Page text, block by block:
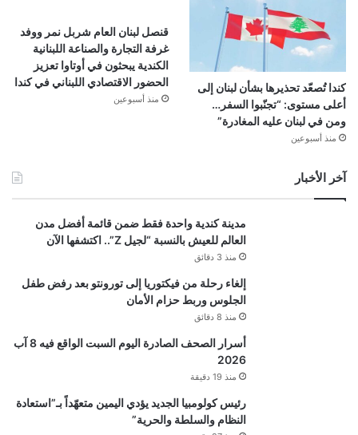
كندا تُصعّد تحذيرها بشأن لبنان إلى
أعلى مستوى: “تجنّبوا السفر…
ومن في لبنان عليه المغادرة”
منذ أسبوعين
قنصل لبنان العام شربل نمر ووفد
غرفة التجارة والصناعة اللبنانية
الكندية يبحثون في أوتاوا تعزيز
الحضور الاقتصادي اللبناني في كندا
منذ أسبوعين
آخر الأخبار
مدينة كندية واحدة فقط ضمن قائمة أفضل مدن
العالم للعيش بالنسبة “لجيل Z”.. اكتشفها الآن
منذ 3 دقائق
إلغاء رحلة من فيكتوريا إلى تورونتو بعد رفض طفل
الجلوس وربط حزام الأمان
منذ 8 دقائق
أسرار الصحف الصادرة اليوم السبت الواقع فيه 8 آب
2026
منذ 19 دقيقة
رئيس كولومبيا الجديد يؤدي اليمين متعهّداً بـ”استعادة
النظام والسلطة والحرية”